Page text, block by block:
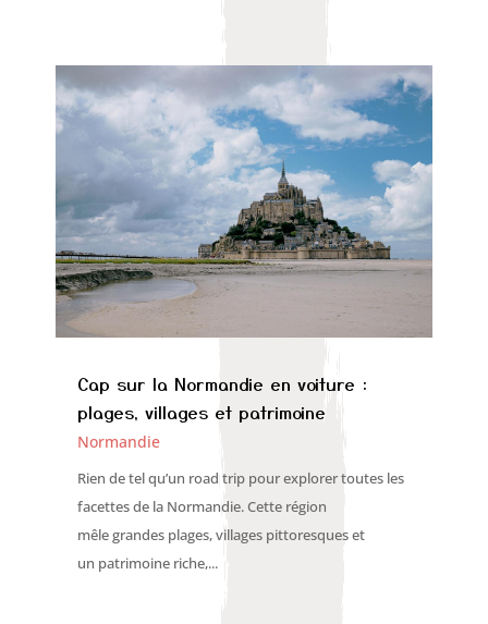
Cap sur la Normandie en voiture :
plages, villages et patrimoine
Normandie
Rien de tel qu’un road trip pour explorer toutes les
facettes de la Normandie. Cette région
mêle grandes plages, villages pittoresques et
un patrimoine riche,...